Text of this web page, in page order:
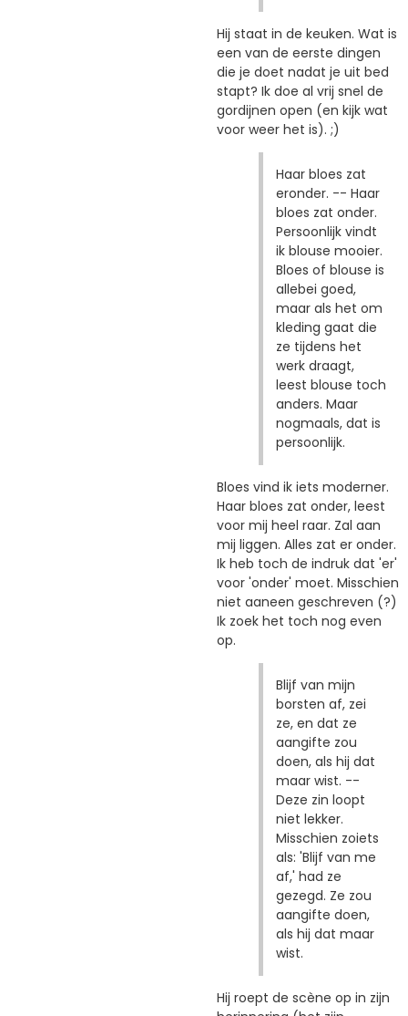
Hij staat in de keuken. Wat is
een van de eerste dingen
die je doet nadat je uit bed
stapt? Ik doe al vrij snel de
gordijnen open (en kijk wat
voor weer het is). ;)
Haar bloes zat
eronder. -- Haar
bloes zat onder.
Persoonlijk vindt
ik blouse mooier.
Bloes of blouse is
allebei goed,
maar als het om
kleding gaat die
ze tijdens het
werk draagt,
leest blouse toch
anders. Maar
nogmaals, dat is
persoonlijk.
Bloes vind ik iets moderner.
Haar bloes zat onder, leest
voor mij heel raar. Zal aan
mij liggen. Alles zat er onder.
Ik heb toch de indruk dat 'er'
voor 'onder' moet. Misschien
niet aaneen geschreven (?)
Ik zoek het toch nog even
op.
Blijf van mijn
borsten af, zei
ze, en dat ze
aangifte zou
doen, als hij dat
maar wist. --
Deze zin loopt
niet lekker.
Misschien zoiets
als: 'Blijf van me
af,' had ze
gezegd. Ze zou
aangifte doen,
als hij dat maar
wist.
Hij roept de scène op in zijn